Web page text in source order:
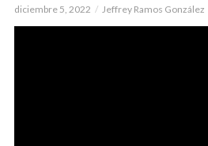
diciembre 5, 2022 Jeffrey Ramos González